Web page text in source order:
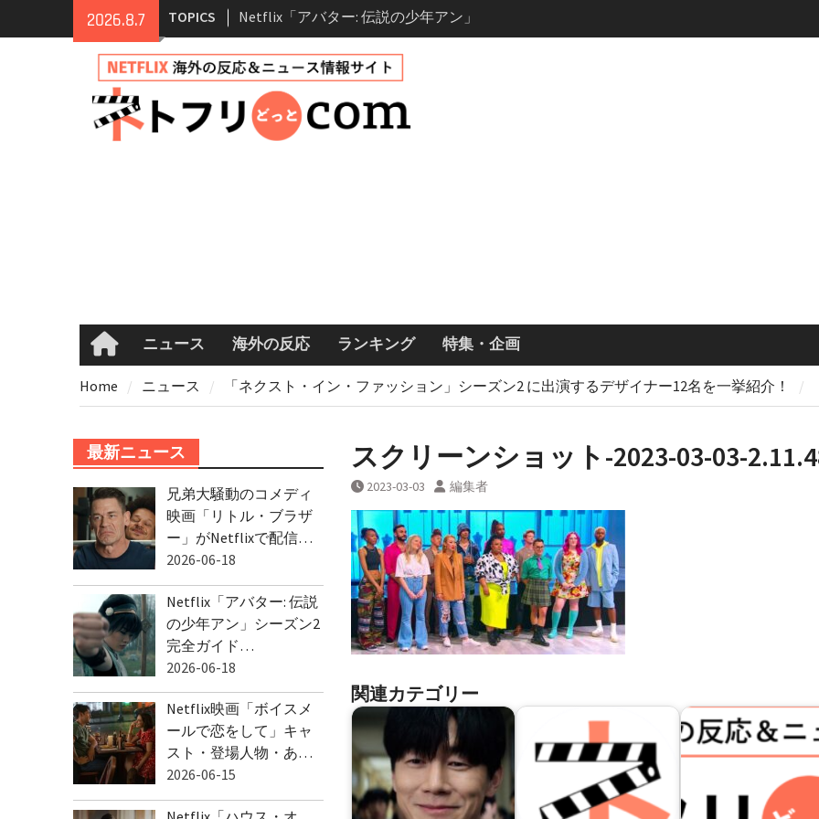
2026.8.7 TOPICS
Netflix「アバター: 伝説の少年アン」
シーズン2 完全ガイド｜キャスト・
登場人物・あらすじ・シーズン3最新
情報
Netflix映画「ボイスメールで恋をし
て」キャスト・登場人物・あらすじ
め
Homeニュース 海外の反応 ランキング 特集・企画
Home ニュース 「ネクスト・イン・ファッション」シーズン2 に出演するデザイナー12名を一挙紹介！
スクリーンショット-2023-03-03-
2023-03-03 編集者
関連カテゴリー
最新ニュース
兄弟大騒動のコメディ
映画「リトル・ブラザ
ー」がNetflixで配信…
2026-06-18
Netflix「アバター: 伝説
の少年アン」シーズン2
完全ガイド…
2026-06-18
Netflix映画「ボイスメ
ールで恋をして」キャ
スト・登場人物・あ…
2026-06-15